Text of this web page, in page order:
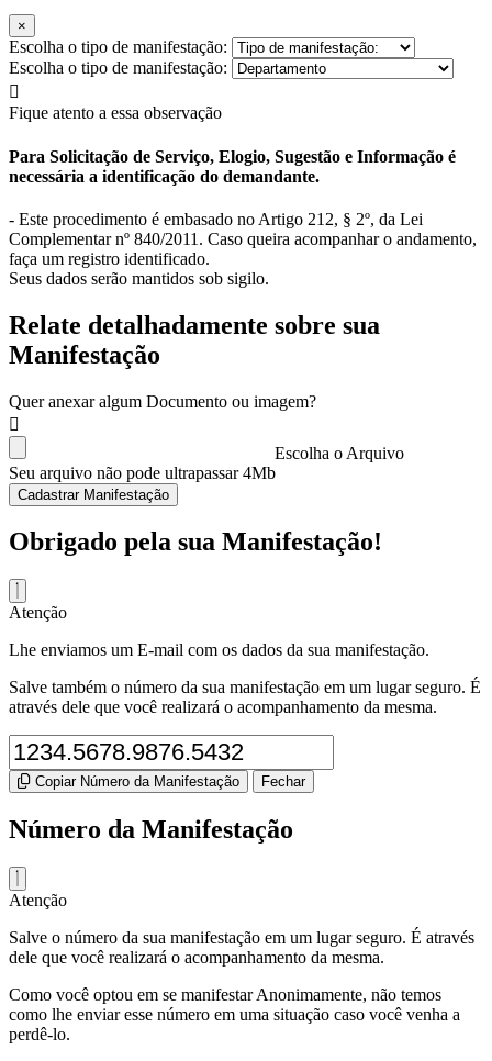
×
Escolha o tipo de manifestação:
Escolha o tipo de manifestação:
Fique atento a essa observação
Para Solicitação de Serviço, Elogio, Sugestão e Informação é
necessária a identificação do demandante.
- Este procedimento é embasado no Artigo 212, § 2º, da Lei
Complementar nº 840/2011. Caso queira acompanhar o andamento,
faça um registro identificado.
Seus dados serão mantidos sob sigilo.
Relate detalhadamente sobre sua
Manifestação
Quer anexar algum Documento ou imagem?
Escolha o Arquivo
Seu arquivo não pode ultrapassar 4Mb
Cadastrar Manifestação
Obrigado pela sua Manifestação!
Atenção
Lhe enviamos um E-mail com os dados da sua manifestação.
Salve também o número da sua manifestação em um lugar seguro. É
através dele que você realizará o acompanhamento da mesma.
Copiar Número da Manifestação Fechar
Número da Manifestação
Atenção
Salve o número da sua manifestação em um lugar seguro. É através
dele que você realizará o acompanhamento da mesma.
Como você optou em se manifestar Anonimamente, não temos
como lhe enviar esse número em uma situação caso você venha a
perdê-lo.